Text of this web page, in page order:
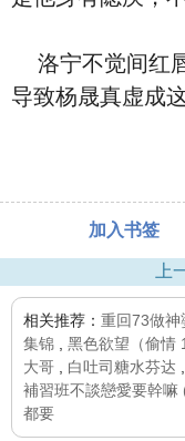
洛宁不觉间红
导致杨晟真虚成这
加入书签
上
相关推荐： 重回73做神
集锦
黑色欲望（偷情
大哥
白吐司糖水芬达
補習班不談戀愛要幹嘛
都要